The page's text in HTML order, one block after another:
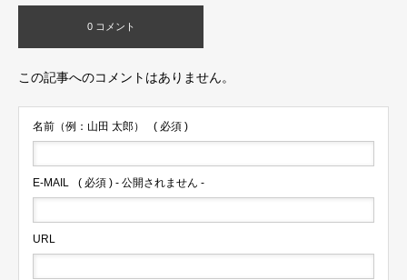
0 コメント
この記事へのコメントはありません。
名前（例：山田 太郎） ( 必須 )
E-MAIL ( 必須 ) - 公開されません -
URL